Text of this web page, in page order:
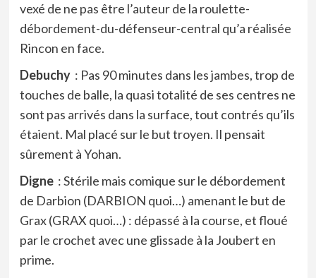
vexé de ne pas être l’auteur de la roulette-
débordement-du-défenseur-central qu’a réalisée
Rincon en face.
Debuchy : Pas 90 minutes dans les jambes, trop de
touches de balle, la quasi totalité de ses centres ne
sont pas arrivés dans la surface, tout contrés qu’ils
étaient. Mal placé sur le but troyen. Il pensait
sûrement à Yohan.
Digne : Stérile mais comique sur le débordement
de Darbion (DARBION quoi…) amenant le but de
Grax (GRAX quoi…) : dépassé à la course, et floué
par le crochet avec une glissade à la Joubert en
prime.